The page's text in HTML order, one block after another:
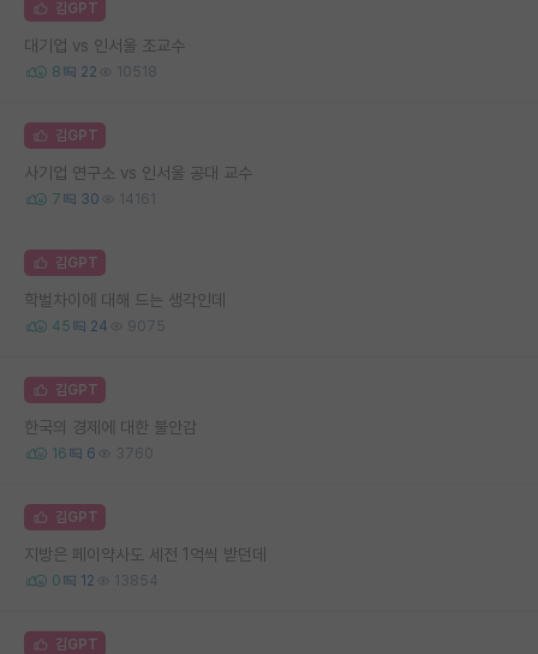
김GPT
대기업 vs 인서울 조교수
8 22 10518
김GPT
사기업 연구소 vs 인서울 공대 교수
7 30 14161
김GPT
학벌차이에 대해 드는 생각인데
45 24 9075
김GPT
한국의 경제에 대한 불안감
16 6 3760
김GPT
지방은 페이약사도 세전 1억씩 받던데
0 12 13854
김GPT